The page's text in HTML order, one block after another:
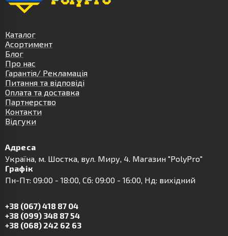
Каталог
Асортимент
Блог
Про нас
Гарантія/ Рекламація
Питання та відповіді
Оплата та доставка
Партнерство
Контакти
Відгуки
Адреса
Українa, м. Шостка, вул. Миру, 4. Магазин "PolyPro"
Графік
Пн-Пт: 09:00 - 18:00, Сб: 09:00 - 16:00, Нд: вихідний
+38 (067) 418 87 04
+38 (099) 348 87 54
+38 (068) 242 62 63